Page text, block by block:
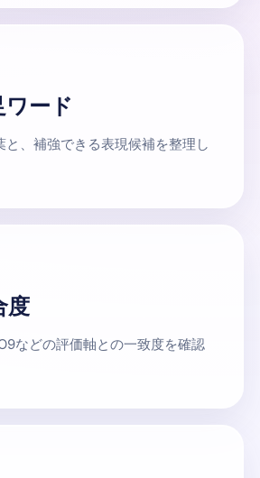
ワード
と、補強できる表現候補を整理し
度
などの評価軸との一致度を確認